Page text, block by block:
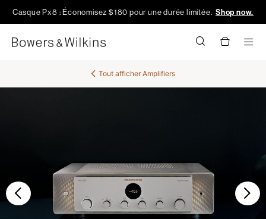
Casque Px8 : Économisez $180 pour une durée limitée. Shop now.
Tout afficher Amplifiers
Précédent